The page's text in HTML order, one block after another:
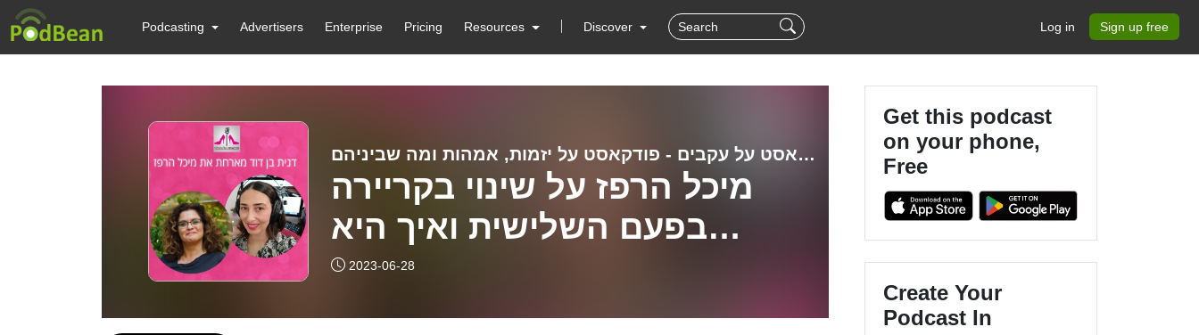
Podcasting Advertisers Enterprise Pricing Resources Discover Log in Sign up free
פודקאסט על עקבים - פודקאסט על יזמות, אמהות ומה שביניהם
מיכל הרפז על שינוי בקריירה
בפעם השלישית ואיך היא
מצליחה להמציא את עצמה בכל
2023-06-28
Get this podcast
on your phone,
Free
Create Your
Podcast In